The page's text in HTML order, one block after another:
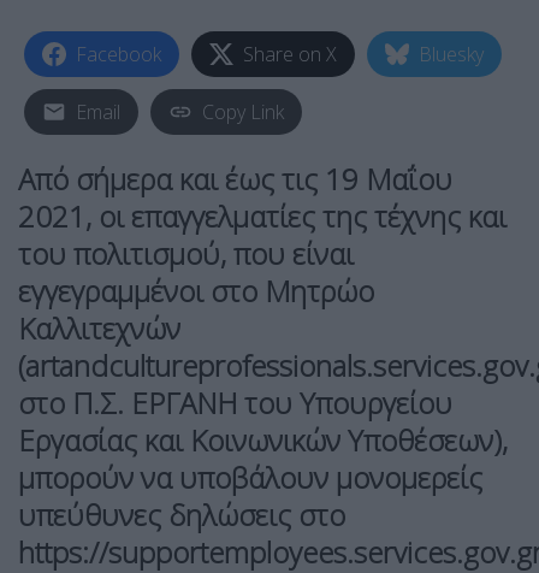
Facebook Share on X Bluesky
Email Copy Link
Από σήμερα και έως τις 19 Μαΐου
2021, οι επαγγελματίες της τέχνης και
του πολιτισμού, που είναι
εγγεγραμμένοι στο Μητρώο
Καλλιτεχνών
στο Π.Σ. ΕΡΓΑΝΗ του Υπουργείου
Εργασίας και Κοινωνικών Υποθέσεων),
μπορούν να υποβάλουν μονομερείς
υπεύθυνες δηλώσεις στο
https://